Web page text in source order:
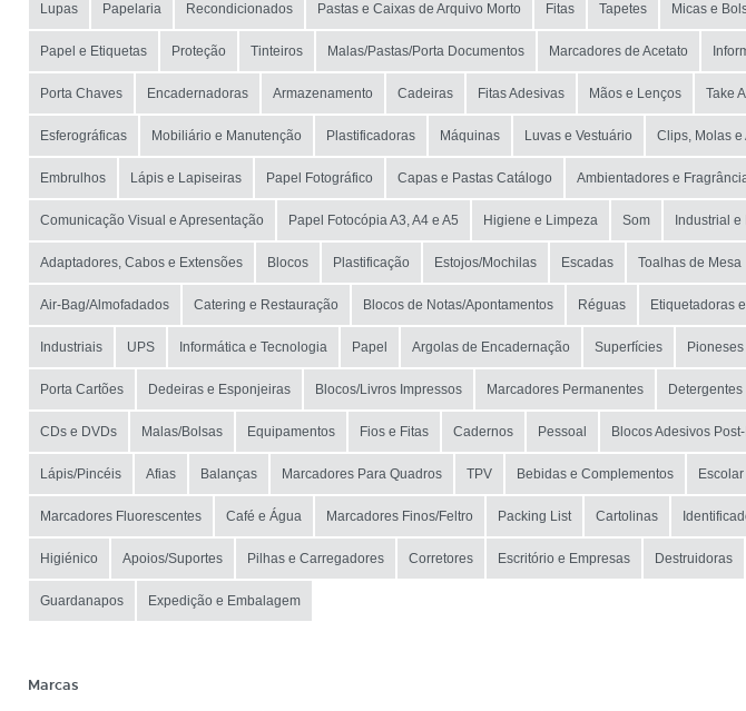
Lupas Papelaria Recondicionados Pastas e Caixas de Arquivo Morto Fitas Tapetes Micas e
Papel e Etiquetas Proteção Tinteiros Malas/Pastas/Porta Documentos Marcadores de Acetato
Porta Chaves Encadernadoras Armazenamento Cadeiras Fitas Adesivas Mãos e Lenços Take
Esferográficas Mobiliário e Manutenção Plastificadoras Máquinas Luvas e Vestuário Clips, Molas e
Embrulhos Lápis e Lapiseiras Papel Fotográfico Capas e Pastas Catálogo Ambientadores e
Comunicação Visual e Apresentação Papel Fotocópia A3, A4 e A5 Higiene e Limpeza Som Industrial
Adaptadores, Cabos e Extensões Blocos Plastificação Estojos/Mochilas Escadas Toalhas de Mesa
Air-Bag/Almofadados Catering e Restauração Blocos de Notas/Apontamentos Réguas Etiquetadoras
Industriais UPS Informática e Tecnologia Papel Argolas de Encadernação Superfícies
Porta Cartões Dedeiras e Esponjeiras Blocos/Livros Impressos Marcadores Permanentes Detergentes
CDs e DVDs Malas/Bolsas Equipamentos Fios e Fitas Cadernos Pessoal Blocos Adesivos
Lápis/Pincéis Afias Balanças Marcadores Para Quadros TPV Bebidas e Complementos
Marcadores Fluorescentes Café e Água Marcadores Finos/Feltro Packing List Cartolinas
Higiénico Apoios/Suportes Pilhas e Carregadores Corretores Escritório e Empresas Destruidoras
Guardanapos Expedição e Embalagem
Marcas